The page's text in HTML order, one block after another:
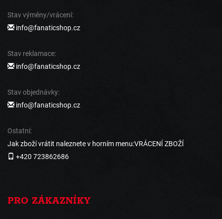
Stav výměny/vrácení:
info@fanaticshop.cz
Stav reklamace:
info@fanaticshop.cz
Stav objednávky:
info@fanaticshop.cz
Ostatní:
Jak zboží vrátit naleznete v horním menu:VRÁCENÍ ZBOŽÍ
+420 723862686
PRO ZÁKAZNÍKY